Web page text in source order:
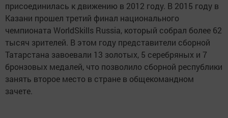
присоединилась к движению в 2012 году. В 2015 году в
Казани прошел третий финал национального
чемпионата WorldSkills Russia, который собрал более 62
тысяч зрителей. В этом году представители сборной
Татарстана завоевали 13 золотых, 5 серебряных и 7
бронзовых медалей, что позволило сборной республики
занять второе место в стране в общекомандном
зачете.